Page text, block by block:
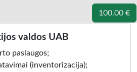
100.00 €
valdos UAB
paslaugos;
(inventorizacija);